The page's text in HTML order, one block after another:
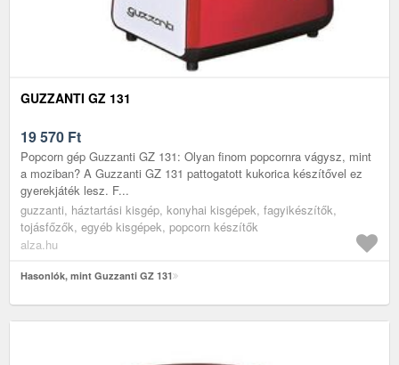
GUZZANTI GZ 131
19 570 Ft
Popcorn gép Guzzanti GZ 131: Olyan finom popcornra vágysz, mint
a moziban? A Guzzanti GZ 131 pattogatott kukorica készítővel ez
gyerekjáték lesz. F...
guzzanti, háztartási kisgép, konyhai kisgépek, fagyikészítők,
tojásfőzők, egyéb kisgépek, popcorn készítők
alza.hu
Hasonlók, mint Guzzanti GZ 131